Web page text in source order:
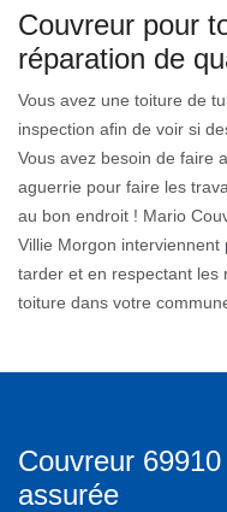
Couvreur pour
réparation de
Vous avez une toiture de
inspection afin de voir si
Vous avez besoin de faire
aguerrie pour faire les
au bon endroit ! Mario
Villie Morgon
tarder et en respectant les
toiture dans votre
Couvreur
assurée